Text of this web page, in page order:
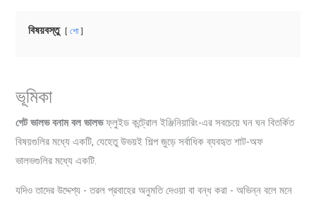
বিষয়বস্তু শো
ভূমিকা
গেট ভালভ বনাম বল ভালভফ্লুইড কন্ট্রোল ইঞ্জিনিয়ারিং-এর সবচেয়ে ঘন ঘন বিতর্কিত
বিষয়গুলির মধ্যে একটি, যেহেতু উভয়ই শিল্প জুড়ে সর্বাধিক ব্যবহৃত শাট-অফ
ভালভগুলির মধ্যে একটি.
যদিও তাদের উদ্দেশ্য - তরল প্রবাহের অনুমতি দেওয়া বা বন্ধ করা - অভিন্ন বলে মনে